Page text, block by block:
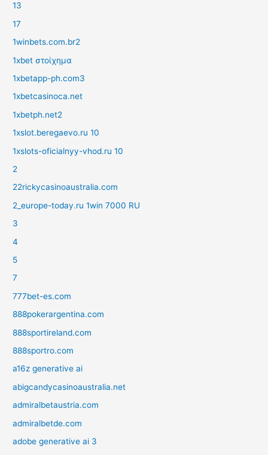
13
17
1winbets.com.br2
1xbet στοίχημα
1xbetapp-ph.com3
1xbetcasinoca.net
1xbetph.net2
1xslot.beregaevo.ru 10
1xslots-oficialnyy-vhod.ru 10
2
22rickycasinoaustralia.com
2_europe-today.ru 1win 7000 RU
3
4
5
7
777bet-es.com
888pokerargentina.com
888sportireland.com
888sportro.com
a16z generative ai
abigcandycasinoaustralia.net
admiralbetaustria.com
admiralbetde.com
adobe generative ai 3